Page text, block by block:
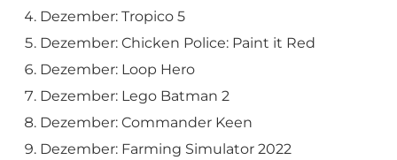
Dezember: Tropico 5
Dezember: Chicken Police: Paint it Red
Dezember: Loop Hero
Dezember: Lego Batman 2
Dezember: Commander Keen
Dezember: Farming Simulator 2022